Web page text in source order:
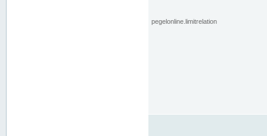
pegelonline.limitrelation